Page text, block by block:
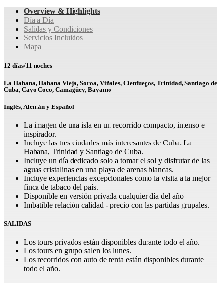
Overview & Highlights
Día a Día
Salidas y Condiciones
Servicios Incluidos
Mapa
12 días/11 noches
La Habana, Habana Vieja, Soroa, Viñales, Cienfuegos, Trinidad, Santiago de
Cuba, Cayo Coco, Camagüey, Bayamo
Inglés, Alemán y Español
La imagen de una isla en un recorrido compacto, intenso e
inspirador.
Incluye las tres ciudades más interesantes de Cuba: La
Habana, Trinidad y Santiago de Cuba.
Incluye un día dedicado solo a tomar el sol y disfrutar de las
aguas cristalinas en una playa de arenas blancas.
Incluye experiencias excepcionales como la visita a la mejor
finca de tabaco del país.
Disponible en versión privada cualquier día del año
Imbatible relación calidad - precio con las partidas grupales.
SALIDAS
Los tours privados están disponibles durante todo el año.
Los tours en grupo salen los lunes.
Los recorridos con auto de renta están disponibles durante
todo el año.